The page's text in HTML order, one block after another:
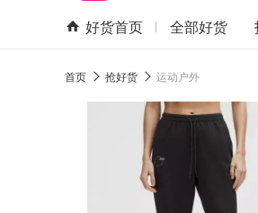
好货首页 全部好货
首页 抢好货 运动户外